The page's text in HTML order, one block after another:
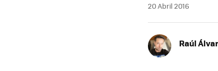
20 Abril 2016
Raúl